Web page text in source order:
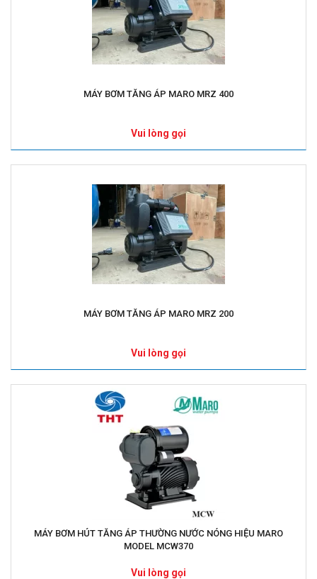
MÁY BƠM TĂNG ÁP MARO MRZ 400
Vui lòng gọi
MÁY BƠM TĂNG ÁP MARO MRZ 200
Vui lòng gọi
MÁY BƠM HÚT TĂNG ÁP THƯỜNG NƯỚC NÓNG HIỆU MARO
MODEL MCW370
Vui lòng gọi